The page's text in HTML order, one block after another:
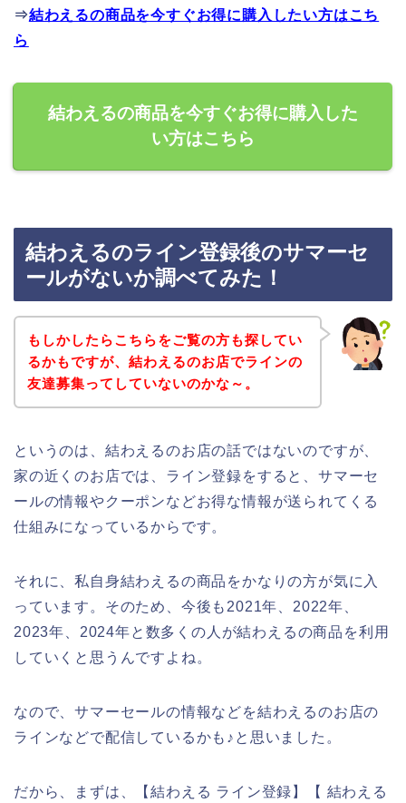
⇒結わえるの商品を今すぐお得に購入したい方はこち
ら
結わえるの商品を今すぐお得に購入した
い方はこちら
結わえるのライン登録後のサマーセ
ールがないか調べてみた！
もしかしたらこちらをご覧の方も探してい
るかもですが、結わえるのお店でラインの
友達募集ってしていないのかな～。
というのは、結わえるのお店の話ではないのですが、
家の近くのお店では、ライン登録をすると、サマーセ
ールの情報やクーポンなどお得な情報が送られてくる
仕組みになっているからです。
それに、私自身結わえるの商品をかなりの方が気に入
っています。そのため、今後も2021年、2022年、
2023年、2024年と数多くの人が結わえるの商品を利用
していくと思うんですよね。
なので、サマーセールの情報などを結わえるのお店の
ラインなどで配信しているかも♪と思いました。
だから、まずは、【結わえる ライン登録】【 結わえる